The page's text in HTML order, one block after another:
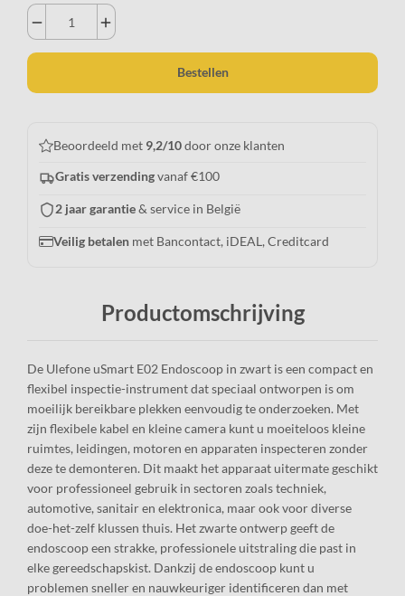
remove add
Bestellen
Beoordeeld met 9,2/10door onze klanten
Gratis verzendingvanaf €100
2 jaar garantie& service in België
Veilig betalen met Bancontact, iDEAL, Creditcard
Productomschrijving
De Ulefone uSmart E02 Endoscoop in zwart is een compact en
flexibel inspectie-instrument dat speciaal ontworpen is om
moeilijk bereikbare plekken eenvoudig te onderzoeken. Met
zijn flexibele kabel en kleine camera kunt u moeiteloos kleine
ruimtes, leidingen, motoren en apparaten inspecteren zonder
deze te demonteren. Dit maakt het apparaat uitermate geschikt
voor professioneel gebruik in sectoren zoals techniek,
automotive, sanitair en elektronica, maar ook voor diverse
doe-het-zelf klussen thuis. Het zwarte ontwerp geeft de
endoscoop een strakke, professionele uitstraling die past in
elke gereedschapskist. Dankzij de endoscoop kunt u
problemen sneller en nauwkeuriger identificeren dan met